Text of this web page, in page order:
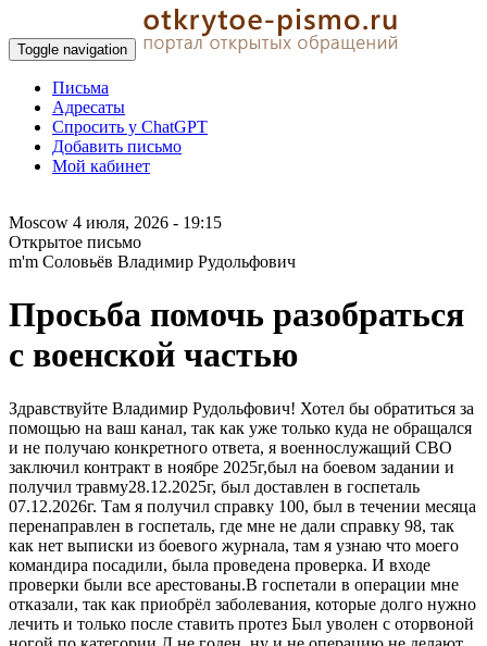
Toggle navigation
Письма
Адресаты
Спросить у ChatGPT
Добавить письмо
Мой кабинет
Moscow 4 июля, 2026 - 19:15
Открытое письмо
m'm Соловьёв Владимир Рудольфович
Просьба помочь разобраться
с военской частью
Здравствуйте Владимир Рудольфович! Хотел бы обратиться за
помощью на ваш канал, так как уже только куда не обращался
и не получаю конкретного ответа, я военнослужащий СВО
заключил контракт в ноябре 2025г,был на боевом задании и
получил травму28.12.2025г, был доставлен в госпеталь
07.12.2026г. Там я получил справку 100, был в течении месяца
перенаправлен в госпеталь, где мне не дали справку 98, так
как нет выписки из боевого журнала, там я узнаю что моего
командира посадили, была проведена проверка. И входе
проверки были все арестованы.В госпетали в операции мне
отказали, так как приобрёл заболевания, которые долго нужно
лечить и только после ставить протез Был уволен с оторвоной